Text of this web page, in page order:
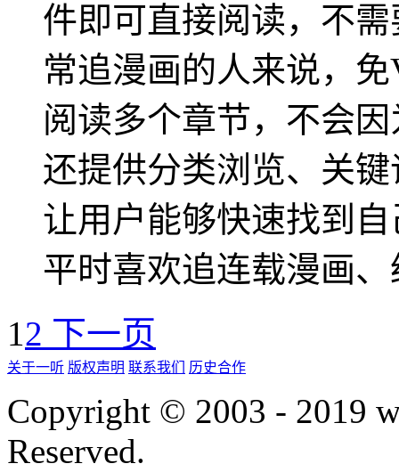
件即可直接阅读，不
常追漫画的人来说，
阅读多个章节，不会
还提供分类浏览、关
让用户能够快速找到
平时喜欢追连载漫画
12 下一页
关于一听 版权声明 联系我们 历史合作
Copyright © 2003 - 2019
Reserved.